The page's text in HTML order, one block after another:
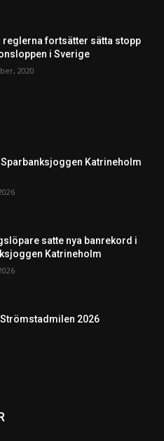
reglerna fortsätter sätta stopp
i Sverige
2020
Katrineholm
satte nya banrekord i
Katrineholm
Strömstadmilen 2026